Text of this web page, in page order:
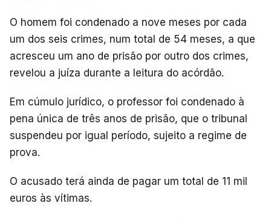
O homem foi condenado a nove meses por cada
um dos seis crimes, num total de 54 meses, a que
acresceu um ano de prisão por outro dos crimes,
revelou a juíza durante a leitura do acórdão.
Em cúmulo jurídico, o professor foi condenado à
pena única de três anos de prisão, que o tribunal
suspendeu por igual período, sujeito a regime de
prova.
O acusado terá ainda de pagar um total de 11 mil
euros às vítimas.